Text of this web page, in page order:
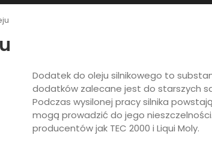
Dodatek do oleju silnikowego to
dodatków zalecane jest do starszych
Podczas wysilonej pracy silnika
mogą prowadzić do jego
producentów jak TEC 2000 i Liqui Moly.